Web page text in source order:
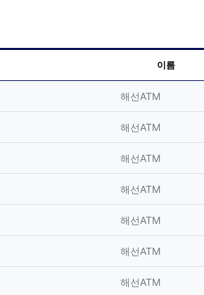
이름
등록자
해선ATM
등록자
해선ATM
등록자
해선ATM
등록자
해선ATM
등록자
해선ATM
등록자
해선ATM
등록자
해선ATM